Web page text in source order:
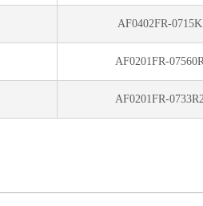
AF0402FR-
AF0201FR-
AF0201FR-